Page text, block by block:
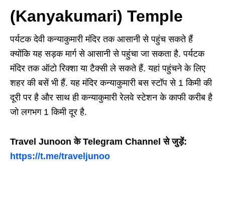
(Kanyakumari) Temple
पर्यटक देवी कन्याकुमारी मंदिर तक आसानी से पहुंच सकते हैं
क्योंकि यह सड़क मार्ग से आसानी से पहुंचा जा सकता है. पर्यटक
मंदिर तक ऑटो रिक्शा या टैक्सी ले सकते हैं. यहां पहुंचने के लिए
शहर की बसें भी हैं. यह मंदिर कन्याकुमारी बस स्टॉप से ​​1 किमी की
दूरी पर है और साथ ही कन्याकुमारी रेलवे स्टेशन के काफी करीब है
जो लगभग 1 किमी दूर है.
Travel Junoon के Telegram Channel से जुड़ें:
https://t.me/traveljunoo